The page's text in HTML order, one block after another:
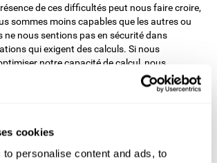
cookies
personalise content and ads, to
de ces difficultés peut nous faire croire,
sommes moins capables que les autres ou
ne nous sentions pas en sécurité dans
qui exigent des calculs. Si nous
notre capacité de calcul, nous
face à ces situations avec plus de sécurité et
CogniFit renforce-t-il
cognitive ?